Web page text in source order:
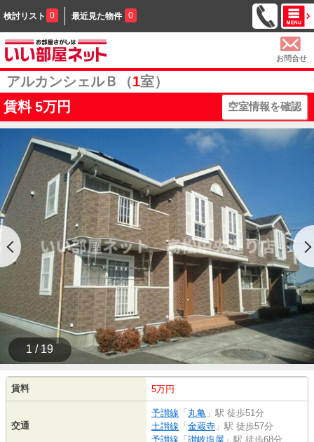
検討リスト 0 最近見た物件 0
お問合せ
アルカンシェルＢ（1室）
賃料 5万円 空室情報を確認
1 / 19
賃料 5万円
交通
予讃線 「 丸亀 」駅 徒歩51分
土讃線 「 金蔵寺 」駅 徒歩57分
予讃線 「 讃岐塩屋 」駅 徒歩68分